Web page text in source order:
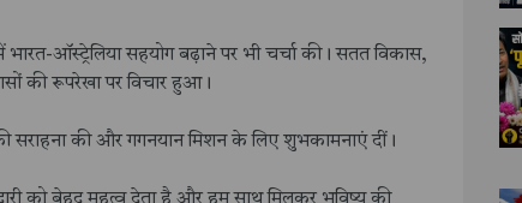
भारत-ऑस्ट्रेलिया सहयोग बढ़ाने पर भी चर्चा की। सतत विकास,
की रूपरेखा पर विचार हुआ।
सराहना की और गगनयान मिशन के लिए शुभकामनाएं दीं।